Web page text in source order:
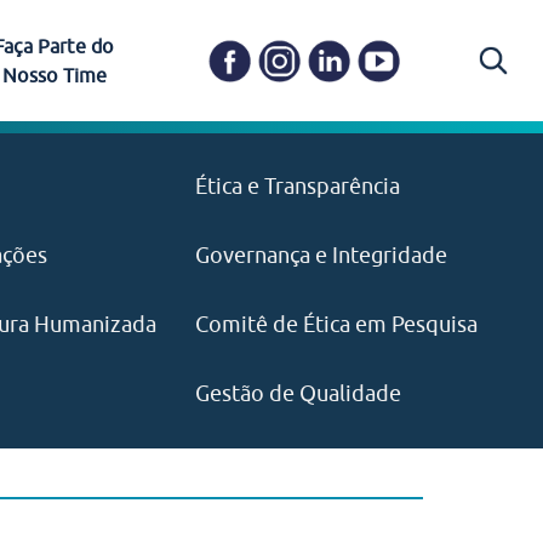
Ética e Transparência
Governança e Integridade
Humanizada Comitê de Ética em Pesquisa
Gestão de Qualidade
Carapicuíba
pelo CEJAM e(11) 97646‑2537
Parte do
Nosso Time
visão e valores?